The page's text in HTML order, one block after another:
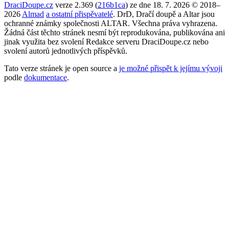
DraciDoupe.cz verze 2.369 (216b1ca) ze dne 18. 7. 2026 © 2018–
2026 Almad a ostatní přispěvatelé. DrD, Dračí doupě a Altar jsou
ochranné známky společnosti ALTAR. Všechna práva vyhrazena.
Žádná část těchto stránek nesmí být reprodukována, publikována ani
jinak využita bez svolení Redakce serveru DraciDoupe.cz nebo
svolení autorů jednotlivých příspěvků.
Tato verze stránek je open source a je možné přispět k jejímu vývoji
podle dokumentace.